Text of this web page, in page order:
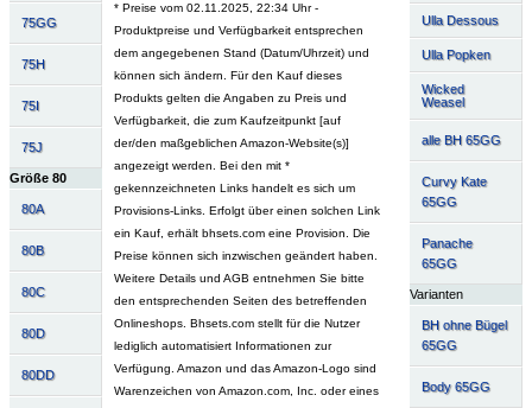
75GG
75H
75I
75J
Größe 80
80A
80B
80C
80D
80DD
Ulla Dessous
Ulla Popken
Wicked
Weasel
alle BH 65GG
Curvy Kate
65GG
Panache
65GG
Varianten
BH ohne Bügel
65GG
Body 65GG
* Preise vom 02.11.2025, 22:34 Uhr -
Produktpreise und Verfügbarkeit entsprechen
dem angegebenen Stand (Datum/Uhrzeit) und
können sich ändern. Für den Kauf dieses
Produkts gelten die Angaben zu Preis und
Verfügbarkeit, die zum Kaufzeitpunkt [auf
der/den maßgeblichen Amazon-Website(s)]
angezeigt werden. Bei den mit *
gekennzeichneten Links handelt es sich um
Provisions-Links. Erfolgt über einen solchen Link
ein Kauf, erhält bhsets.com eine Provision. Die
Preise können sich inzwischen geändert haben.
Weitere Details und AGB entnehmen Sie bitte
den entsprechenden Seiten des betreffenden
Onlineshops. Bhsets.com stellt für die Nutzer
lediglich automatisiert Informationen zur
Verfügung. Amazon und das Amazon-Logo sind
Warenzeichen von Amazon.com, Inc. oder eines